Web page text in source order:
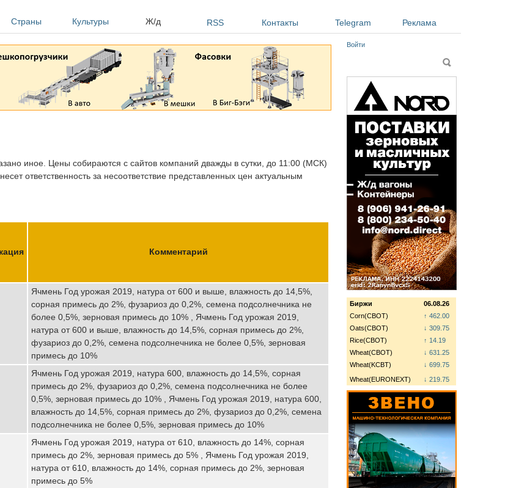
Страны Культуры Ж/д RSS Контакты Telegram Реклама
иное. Цены собираются с сайтов компаний дважды в сутки, до 11:00 (МСК)
ответственность за несоответствие представленных цен актуальным
Комментарий
Ячмень Год урожая 2019, натура от 600 и выше, влажность до 14,5%,
сорная примесь до 2%, фузариоз до 0,2%, семена подсолнечника не
более 0,5%, зерновая примесь до 10% , Ячмень Год урожая 2019,
натура от 600 и выше, влажность до 14,5%, сорная примесь до 2%,
фузариоз до 0,2%, семена подсолнечника не более 0,5%, зерновая
примесь до 10%
Ячмень Год урожая 2019, натура 600, влажность до 14,5%, сорная
примесь до 2%, фузариоз до 0,2%, семена подсолнечника не более
0,5%, зерновая примесь до 10% , Ячмень Год урожая 2019, натура 600,
влажность до 14,5%, сорная примесь до 2%, фузариоз до 0,2%, семена
подсолнечника не более 0,5%, зерновая примесь до 10%
Ячмень Год урожая 2019, натура от 610, влажность до 14%, сорная
примесь до 2%, зерновая примесь до 5% , Ячмень Год урожая 2019,
натура от 610, влажность до 14%, сорная примесь до 2%, зерновая
примесь до 5%
Войти
Поиск
Биржи
06.08.26
Corn(CBOT)
↑ 462.00
Oats(CBOT)
↓ 309.75
Rice(CBOT)
↑ 14.19
Wheat(CBOT)
↓ 631.25
Wheat(KCBT)
↓ 699.75
Wheat(EURONEXT)
↓ 219.75